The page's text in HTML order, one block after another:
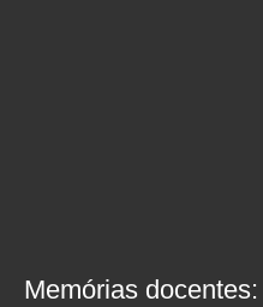
Memórias